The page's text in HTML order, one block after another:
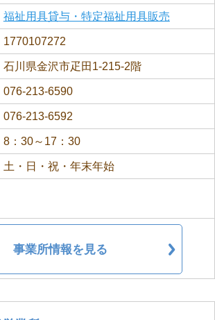
福祉用具貸与・特定福祉用具販売
1770107272
石川県金沢市疋田1-215-2階
076-213-6590
076-213-6592
8：30～17：30
土・日・祝・年末年始
事業所情報を見る